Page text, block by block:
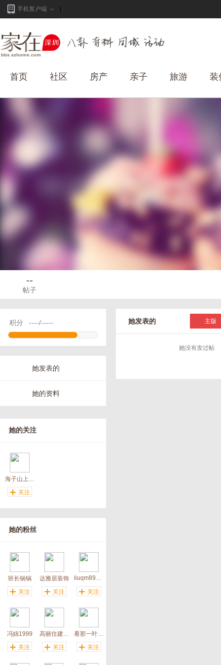
手机客户端
首页 社区 房产 亲子 旅游 装
--
帖子
积分 ----/-----
她发表的
她的资料
她的关注
海子山上姊妹湖
关注
她的粉丝
班长锅锅
关注
达雅居装饰
关注
liuqm891103
关注
冯娟1999
关注
高丽住建阿龙
关注
看那一叶春风
关注
她发表的 主版
她没有发过帖